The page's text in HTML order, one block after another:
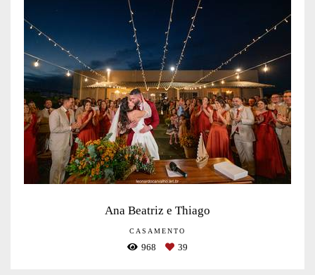
Ana Beatriz e Thiago
CASAMENTO
968 39